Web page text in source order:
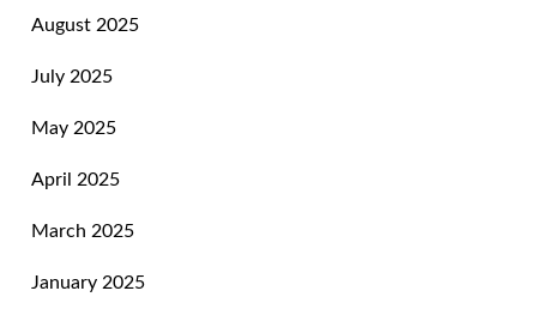
August 2025
July 2025
May 2025
April 2025
March 2025
January 2025